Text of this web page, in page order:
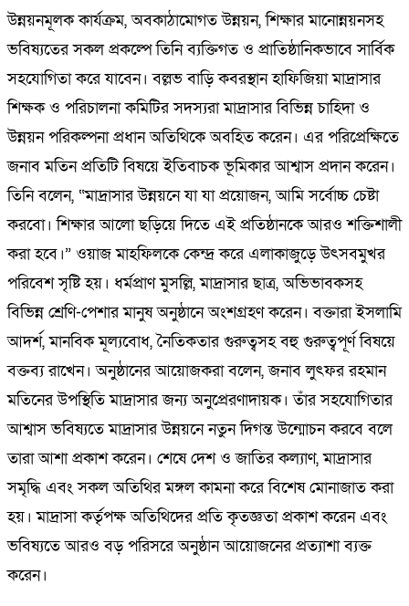
উন্নয়নমূলক কার্যক্রম, অবকাঠামোগত উন্নয়ন, শিক্ষার মানোন্নয়নসহ
ভবিষ্যতের সকল প্রকল্পে তিনি ব্যক্তিগত ও প্রাতিষ্ঠানিকভাবে সার্বিক
সহযোগিতা করে যাবেন। বল্লভ বাড়ি কবরস্থান হাফিজিয়া মাদ্রাসার
শিক্ষক ও পরিচালনা কমিটির সদস্যরা মাদ্রাসার বিভিন্ন চাহিদা ও
উন্নয়ন পরিকল্পনা প্রধান অতিথিকে অবহিত করেন। এর পরিপ্রেক্ষিতে
জনাব মতিন প্রতিটি বিষয়ে ইতিবাচক ভূমিকার আশ্বাস প্রদান করেন।
তিনি বলেন, “মাদ্রাসার উন্নয়নে যা যা প্রয়োজন, আমি সর্বোচ্চ চেষ্টা
করবো। শিক্ষার আলো ছড়িয়ে দিতে এই প্রতিষ্ঠানকে আরও শক্তিশালী
করা হবে।” ওয়াজ মাহফিলকে কেন্দ্র করে এলাকাজুড়ে উৎসবমুখর
পরিবেশ সৃষ্টি হয়। ধর্মপ্রাণ মুসল্লি, মাদ্রাসার ছাত্র, অভিভাবকসহ
বিভিন্ন শ্রেণি-পেশার মানুষ অনুষ্ঠানে অংশগ্রহণ করেন। বক্তারা ইসলামি
আদর্শ, মানবিক মূল্যবোধ, নৈতিকতার গুরুত্বসহ বহু গুরুত্বপূর্ণ বিষয়ে
বক্তব্য রাখেন। অনুষ্ঠানের আয়োজকরা বলেন, জনাব লুৎফর রহমান
মতিনের উপস্থিতি মাদ্রাসার জন্য অনুপ্রেরণাদায়ক। তাঁর সহযোগিতার
আশ্বাস ভবিষ্যতে মাদ্রাসার উন্নয়নে নতুন দিগন্ত উন্মোচন করবে বলে
তারা আশা প্রকাশ করেন। শেষে দেশ ও জাতির কল্যাণ, মাদ্রাসার
সমৃদ্ধি এবং সকল অতিথির মঙ্গল কামনা করে বিশেষ মোনাজাত করা
হয়। মাদ্রাসা কর্তৃপক্ষ অতিথিদের প্রতি কৃতজ্ঞতা প্রকাশ করেন এবং
ভবিষ্যতে আরও বড় পরিসরে অনুষ্ঠান আয়োজনের প্রত্যাশা ব্যক্ত
করেন।